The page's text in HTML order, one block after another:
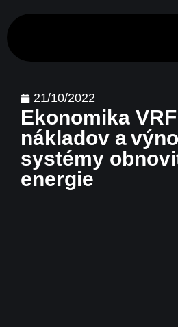
21/10/2022
Ekonomika
nákladov a
systémy
energie